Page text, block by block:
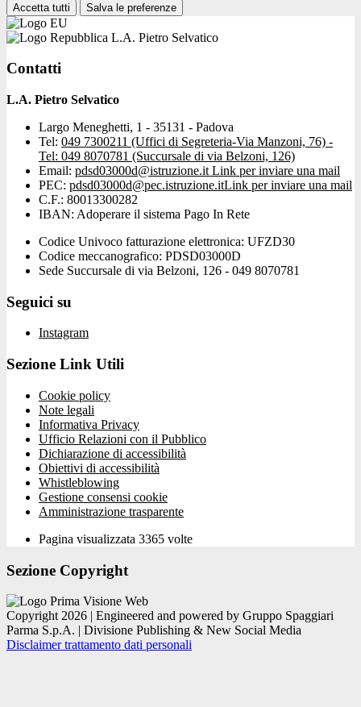
Accetta tutti Salva le preferenze
L.A. Pietro Selvatico
Contatti
L.A. Pietro Selvatico
Largo Meneghetti, 1 - 35131 - Padova
Tel: 049 7300211 (Uffici di Segreteria-Via Manzoni, 76) -
Tel: 049 8070781 (Succursale di via Belzoni, 126)
Email: pdsd03000d@istruzione.it Link per inviare una mail
PEC: pdsd03000d@pec.istruzione.itLink per inviare una mail
C.F.: 80013300282
IBAN: Adoperare il sistema Pago In Rete
Codice Univoco fatturazione elettronica: UFZD30
Codice meccanografico: PDSD03000D
Sede Succursale di via Belzoni, 126 - 049 8070781
Seguici su
Instagram
Sezione Link Utili
Cookie policy
Note legali
Informativa Privacy
Ufficio Relazioni con il Pubblico
Dichiarazione di accessibilità
Obiettivi di accessibilità
Whistleblowing
Gestione consensi cookie
Amministrazione trasparente
Pagina visualizzata 3365 volte
Sezione Copyright
Copyright 2026 | Engineered and powered by Gruppo Spaggiari
Parma S.p.A. | Divisione Publishing & New Social Media
Disclaimer trattamento dati personali